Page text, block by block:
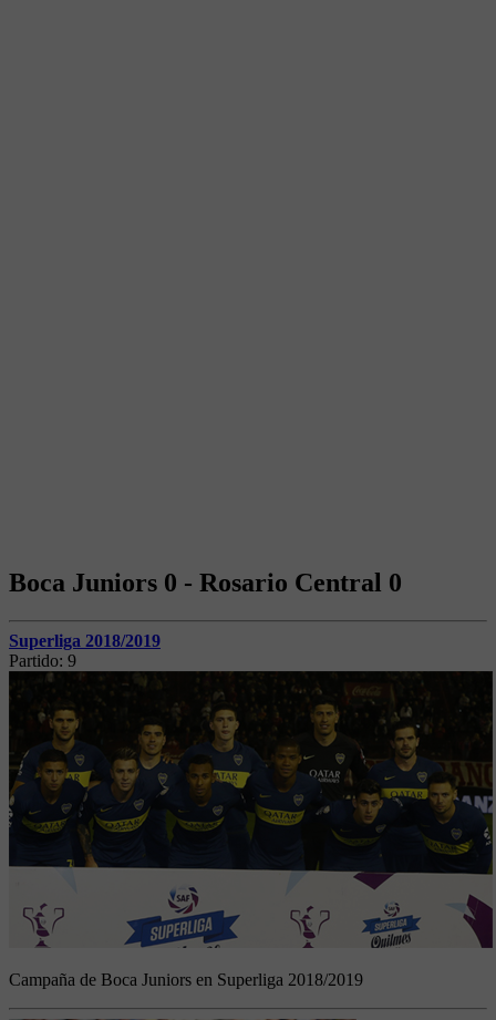
Boca Juniors 0 - Rosario Central 0
Superliga 2018/2019
Partido: 9
Campaña de Boca Juniors en Superliga 2018/2019